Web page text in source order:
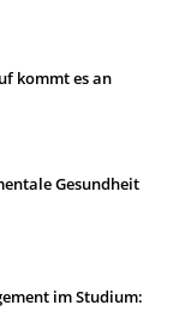
kommt es an
Gesundheit
im Studium: